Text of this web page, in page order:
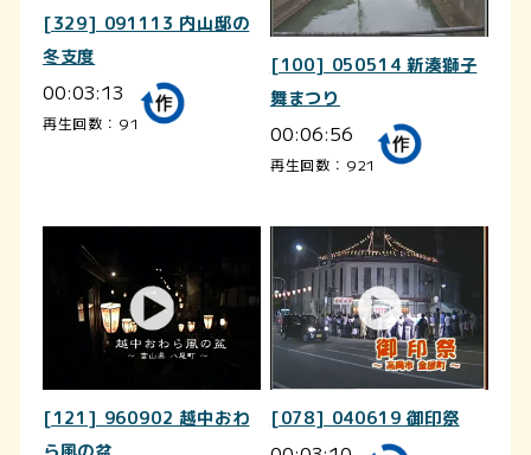
[329] 091113 内山邸の
冬支度
00:03:13
再生回数：91
[100] 050514 新湊獅子
舞まつり
00:06:56
再生回数：921
[121] 960902 越中おわ
[078] 040619 御印祭